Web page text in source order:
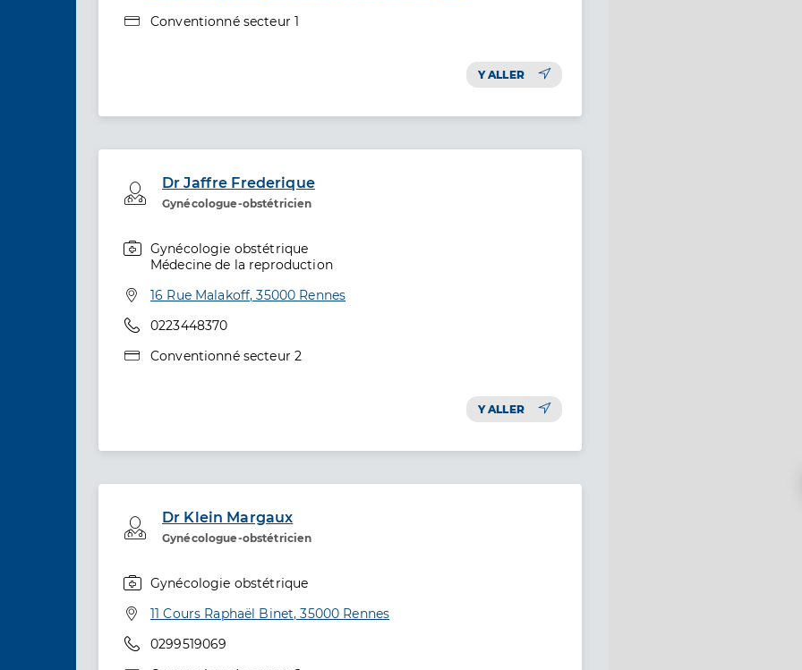
Type de convention
Conventionné secteur 1
Y ALLER
Dr Jaffre Frederique
Gynécologue-obstétricien
Professionel de santé
Spécialités
Gynécologie obstétrique
Médecine de la reproduction
Adresse
16 Rue Malakoff, 35000 Rennes
Téléphone
0223448370
Type de convention
Conventionné secteur 2
Y ALLER
Dr Klein Margaux
Gynécologue-obstétricien
Professionel de santé
Gynécologie obstétrique
Adresse
11 Cours Raphaël Binet, 35000 Rennes
Téléphone
0299519069